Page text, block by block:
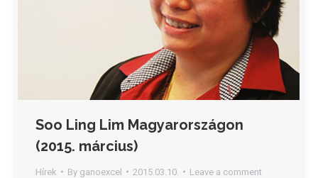
Soo Ling Lim Magyarországon
(2015. március)
Hírek By ganoexcel 2015.03.10. Leave a comment